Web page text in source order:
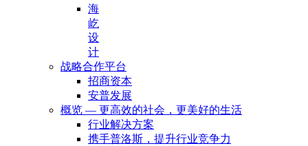
海
屹
设
计
战略合作平台
招商资本
安普发展
概览 — 更高效的社会，更美好的生活
行业解决方案
携手普洛斯，提升行业竞争力